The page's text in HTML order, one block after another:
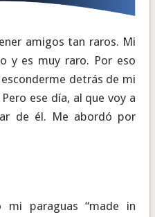
amigos tan raros. Mi
y es muy raro. Por eso
detrás de mi
ese día, al que voy a
de él. Me abordó por
mi paraguas “made in